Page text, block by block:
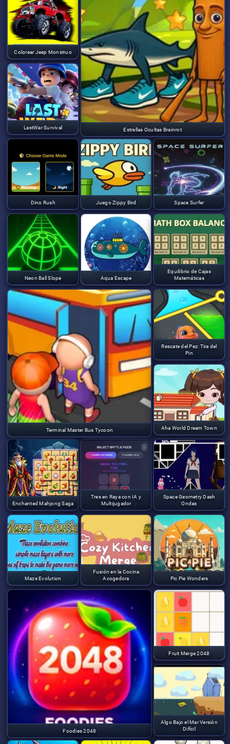
Colorear Jeep Monstruo
Estrellas Ocultas Brainrot
LastWar Survival
Dino Rush Juego Zippy Bird Space Surfer
Neon Ball Slope Aqua Escape
Equilibrio de Cajas
Matemáticas
Terminal Master Bus Tycoon
Rescate del Pez: Tira del
Pin
Aha World Dream Town
Enchanted Mahjong Saga
Tres en Raya con IA y
Multijugador
Space Geometry Dash
Ondas
Maze Evolution
Fusión en la Cocina
Acogedora
Foodies 2048
Pic Pie Wonders
Fruit Merge 2048
Algo Bajo el Mar Versión
Difícil